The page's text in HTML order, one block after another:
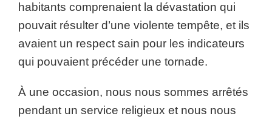
habitants comprenaient la dévastation qui
pouvait résulter d’une violente tempête, et ils
avaient un respect sain pour les indicateurs
qui pouvaient précéder une tornade.
À une occasion, nous nous sommes arrêtés
pendant un service religieux et nous nous